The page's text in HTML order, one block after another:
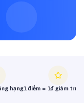
hạng1 điểm = 1đ giảm trực